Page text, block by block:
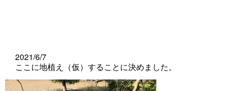
2021/6/7
ここに地植え（仮）することに決めました。